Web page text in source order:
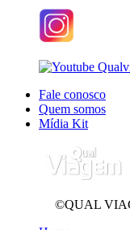
Fale conosco
Quem somos
Mídia Kit
©QUAL